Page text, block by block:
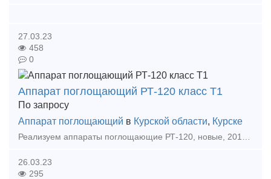
27.03.23
458
0
Аппарат поглощающий РТ-120 класс Т1
По запросу
Аппарат поглощающий в Курской области, Курске
26.03.23
295